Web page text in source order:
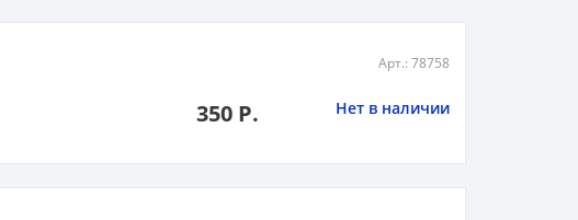
Арт.: 78758
350 Р. Нет в наличии